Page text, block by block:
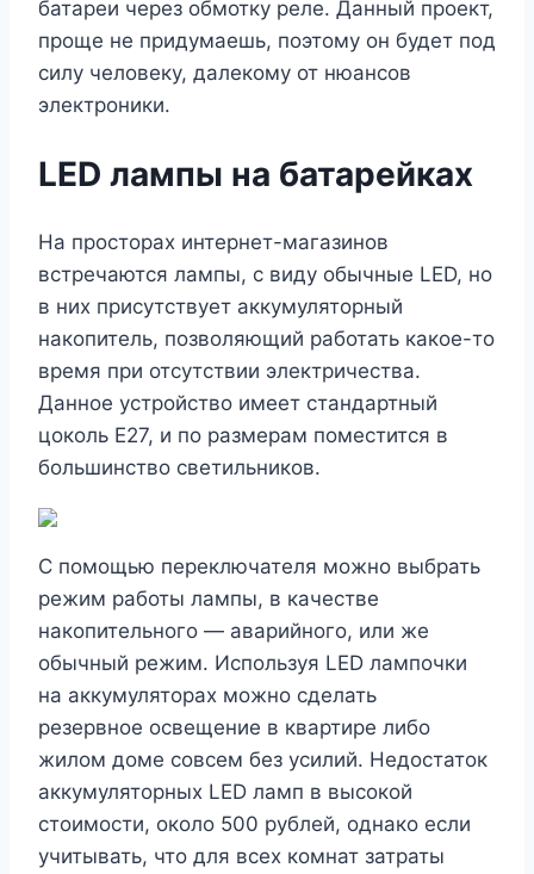
батареи через обмотку реле. Данный проект,
проще не придумаешь, поэтому он будет под
силу человеку, далекому от нюансов
электроники.
LED лампы на батарейках
На просторах интернет-магазинов
встречаются лампы, с виду обычные LED, но
в них присутствует аккумуляторный
накопитель, позволяющий работать какое-то
время при отсутствии электричества.
Данное устройство имеет стандартный
цоколь E27, и по размерам поместится в
большинство светильников.
С помощью переключателя можно выбрать
режим работы лампы, в качестве
накопительного — аварийного, или же
обычный режим. Используя LED лампочки
на аккумуляторах можно сделать
резервное освещение в квартире либо
жилом доме совсем без усилий. Недостаток
аккумуляторных LED ламп в высокой
стоимости, около 500 рублей, однако если
учитывать, что для всех комнат затраты